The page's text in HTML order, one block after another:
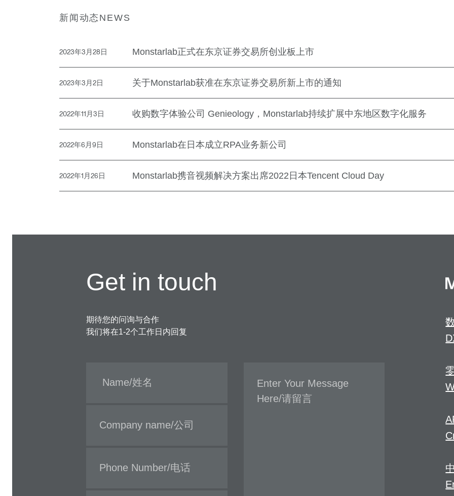
新闻动态NEWS
2023年3月28日 Monstarlab正式在东京证券交易所创业板上市
2023年3月2日 关于Monstarlab获准在东京证券交易所新上市的通知
2022年11月3日 收购数字体验公司 Genieology，Monstarlab持续扩展中东地区数字化服务
2022年6月9日 Monstarlab在日本成立RPA业务新公司
2022年1月26日 Monstarlab携音视频解决方案出席2022日本Tencent Cloud Day
Get in touch
期待您的问询与合作
我们将在1-2个工作日内回复